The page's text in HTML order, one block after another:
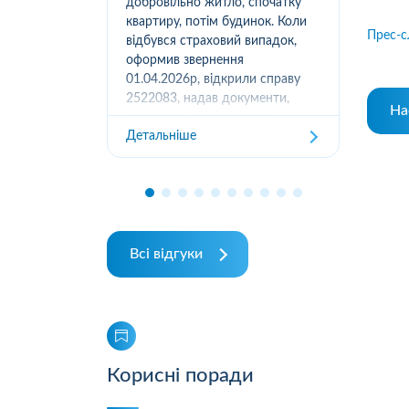
добровільно житло, спочатку
квартиру, потім будинок. Коли
відбувся страховий випадок,
оформив звернення
01.04.2026р, відкрили справу
2522083, надав документи,
отримав підтвердження
отримання, взяли в роботу. 2
місяці жодного повідомлення
Детальніше
Всі відгуки
Корисні поради
Прес-